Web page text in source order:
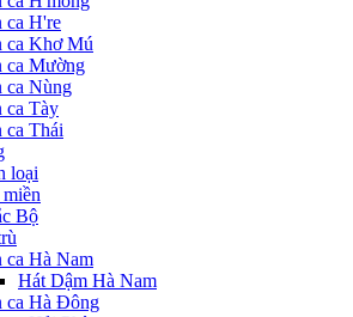
ca H're
ca Khơ Mú
ca Mường
ca Nùng
ca Tày
ca Thái
loại
Bộ
ca Hà Nam
Hát Dậm Hà Nam
ca Hà Đông